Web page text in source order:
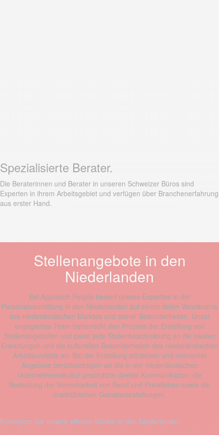
Spezialisierte Berater.
Die Beraterinnen und Berater in unseren Schweizer Büros sind
Experten in ihrem Arbeitsgebiet und verfügen über Branchenerfahrung
aus erster Hand.
Stellenangebote in den
Niederlanden
Bei Approach People basiert unsere Expertise in der
Personalvermittlung in den Niederlanden auf einem tiefen Verständnis
des niederländischen Marktes und seiner Besonderheiten. Unser
engagiertes Team beherrscht den Prozess der Erstellung von
Stellenangeboten und passt jede Stellenbeschreibung an die lokalen
Erwartungen und die kulturellen Besonderheiten des niederländischen
Arbeitsumfelds an. Bei der Erstellung attraktiver und relevanter
Angebote berücksichtigen wir die in der niederländischen
Unternehmenskultur geschätzte direkte Kommunikation, die
Bedeutung der Vereinbarkeit von Beruf und Privatleben sowie die
marktüblichen Gehaltsvorstellungen.
Entdecken Sie unsere offenen Stellen in den Niederlanden